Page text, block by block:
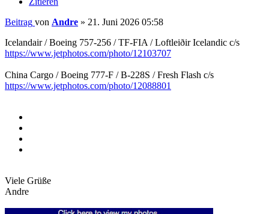
Beitrag von Andre » 21. Juni 2026 05:58
Icelandair / Boeing 757-256 / TF-FIA / Loftleiðir Icelandic c/s
https://www.jetphotos.com/photo/12103707
China Cargo / Boeing 777-F / B-228S / Fresh Flash c/s
https://www.jetphotos.com/photo/12088801
Viele Grüße
Andre